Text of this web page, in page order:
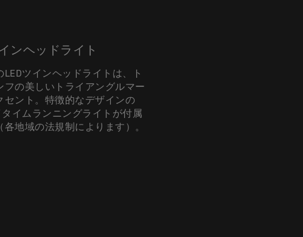
ンヘッドライト
LEDツインヘッドライトは、ト
フの美しいトライアングルマー
セント。特徴的なデザインの
タイムランニングライトが付属
各地域の法規制によります）。